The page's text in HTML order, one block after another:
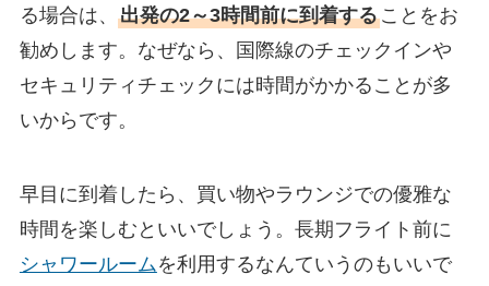
る場合は、 出発の2～3時間前に到着することをお
勧めします。なぜなら、国際線のチェックインや
セキュリティチェックには時間がかかることが多
いからです。
早目に到着したら、買い物やラウンジでの優雅な
時間を楽しむといいでしょう。長期フライト前に
シャワールーム を利用するなんていうのもいいで